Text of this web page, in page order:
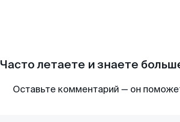
Часто летаете и знаете
Оставьте комментарий — он